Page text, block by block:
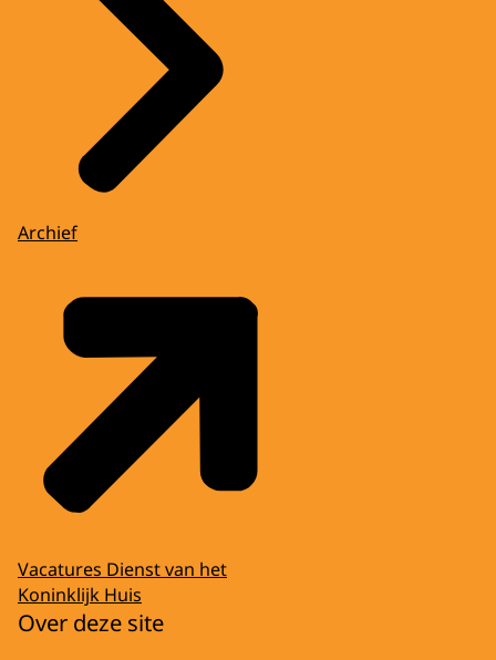
Archief
Vacatures Dienst van het
Koninklijk Huis
Over deze site